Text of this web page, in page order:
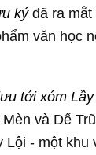
kýđã ra mắt
văn học
tới xóm
và Dế
Lội - một khu